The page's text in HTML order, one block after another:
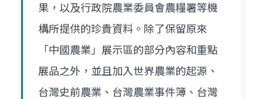
果，以及行政院農業委員會農糧署等機
構所提供的珍貴資料。除了保留原來
「中國農業」展示區的部分內容和重點
展品之外，並且加入世界農業的起源、
台灣史前農業、台灣農業事件簿、台灣